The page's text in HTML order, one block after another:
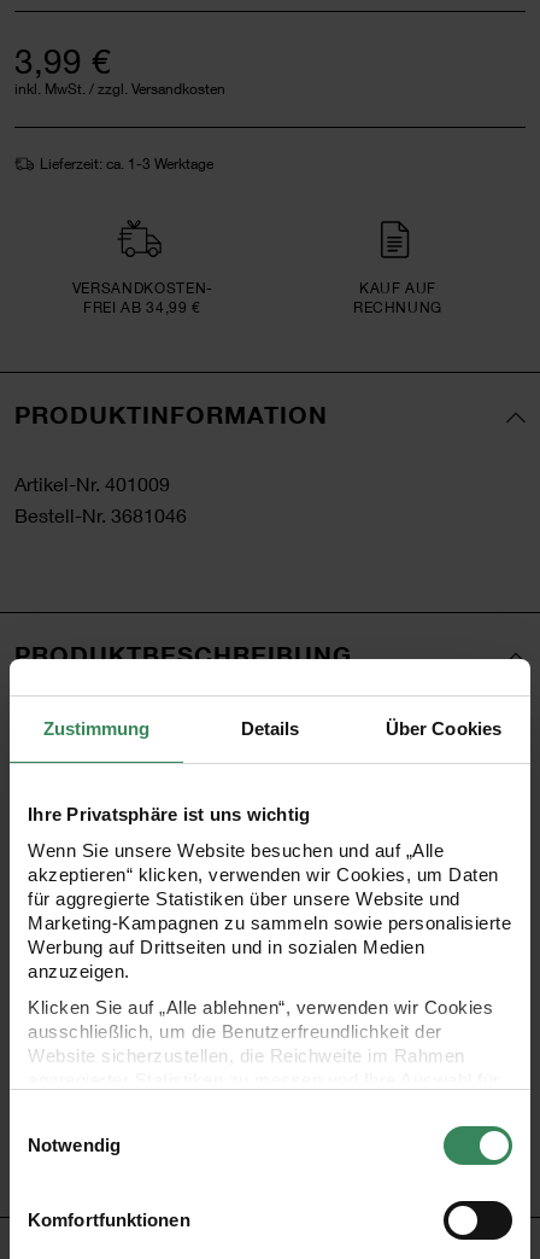
Zustimmung Details Über Cookies
Ihre Privatsphäre ist uns wichtig
Wenn Sie unsere Website besuchen und auf „Alle
akzeptieren“ klicken, verwenden wir Cookies, um Daten
für aggregierte Statistiken über unsere Website und
Marketing-Kampagnen zu sammeln sowie personalisierte
Werbung auf Drittseiten und in sozialen Medien
anzuzeigen.
Klicken Sie auf „Alle ablehnen“, verwenden wir Cookies
ausschließlich, um die Benutzerfreundlichkeit der
Website sicherzustellen, die Reichweite im Rahmen
Ihre Einwilligung ist freiwillig und kann jederzeit über den
Link „Cookie-Einstellungen“ im Fußbereich der Seite
verwendeten Technologien und den Empfängern der
Daten finden Sie in unserer Datenschutzerklärung.
Notwendig
Komfortfunktionen
3,99 €
inkl. MwSt. / zzgl. Versandkosten
Lieferzeit: ca. 1-3 Werktage
VERSAND­KOSTEN­
FREI AB 34,99 €
KAUF AUF
RECHNUNG
PRODUKTINFORMATION
Artikel-Nr. 401009
Bestell-Nr. 3681046
PRODUKTBESCHREIBUNG
Mit diesem modernen Design und fröhlichem Einhorn-
gleich acht Becher enthalten.
- Pappbecher für Geburtstage oder unterwegs
- Material: Papier
- Motiv: Einhorn
- Farbe: Rosa
- Inhalt: 8 Stück